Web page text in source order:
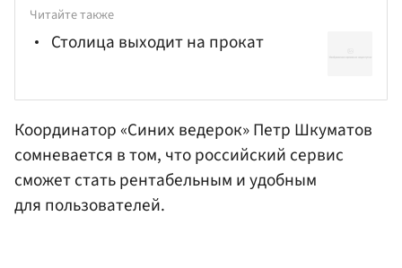
Читайте также
Столица выходит на прокат
Координатор «Синих ведерок» Петр Шкуматов
сомневается в том, что российский сервис
сможет стать рентабельным и удобным
для пользователей.